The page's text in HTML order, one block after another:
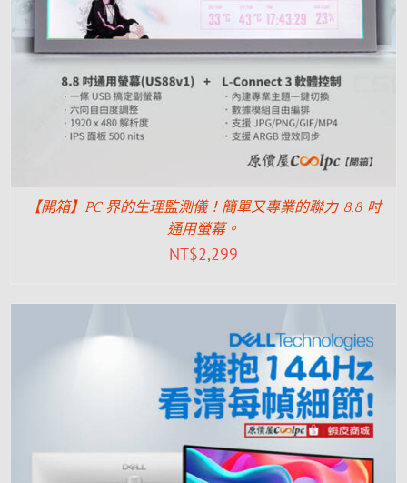
【開箱】PC 界的生理監測儀！簡單又專業的聯力 8.8 吋
通用螢幕。
NT$2,299